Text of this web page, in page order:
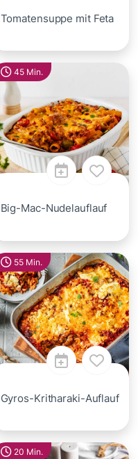
Tomatensuppe mit Feta
45 Min.
Big-Mac-Nudelauflauf
55 Min.
Gyros-Kritharaki-Auflauf
20 Min.